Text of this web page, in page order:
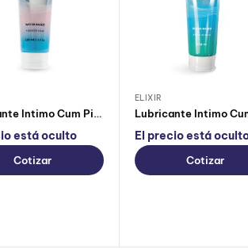
Lubricante Intimo Cum Piel Sensible 250ml
está oculto
Cotizar
ELIXIR
El precio está
Cotizar